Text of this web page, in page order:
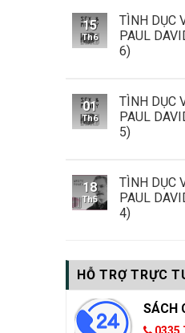
15
Th6
TÌNH DỤC
PAUL
6)
01
Th6
TÌNH DỤC
PAUL
5)
18
Th5
TÌNH DỤC
PAUL
4)
HỖ TRỢ TRỰC
SÁCH